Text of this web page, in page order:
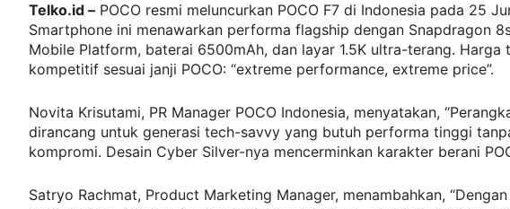
Telko.id – POCO resmi meluncurkan POCO F7 di Indonesia pada 25
Smartphone ini menawarkan performa flagship dengan Snapdragon
Mobile Platform, baterai 6500mAh, dan layar 1.5K ultra-terang. Harga
kompetitif sesuai janji POCO: “extreme performance, extreme price”.
Novita Krisutami, PR Manager POCO Indonesia, menyatakan,
dirancang untuk generasi tech-savvy yang butuh performa tinggi
kompromi. Desain Cyber Silver-nya mencerminkan karakter berani
Satryo Rachmat, Product Marketing Manager, menambahkan,